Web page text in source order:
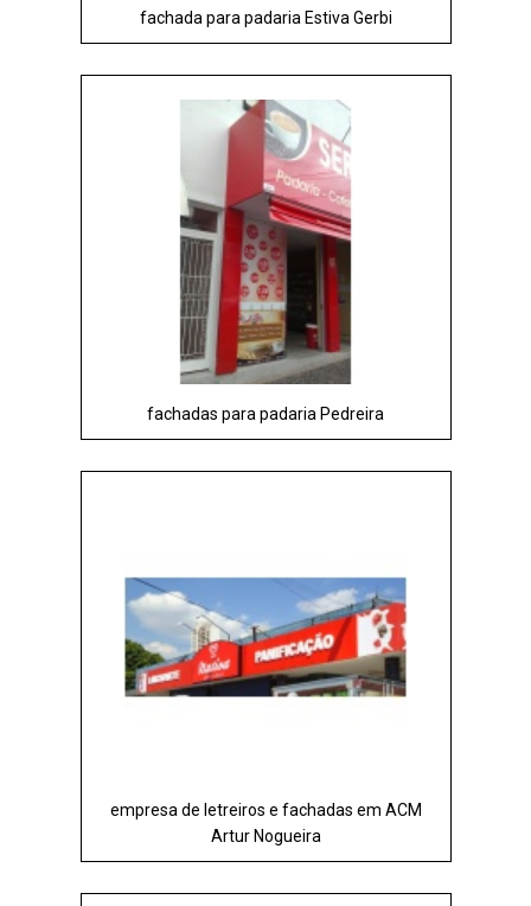
fachada para padaria Estiva Gerbi
fachadas para padaria Pedreira
empresa de letreiros e fachadas em ACM
Artur Nogueira